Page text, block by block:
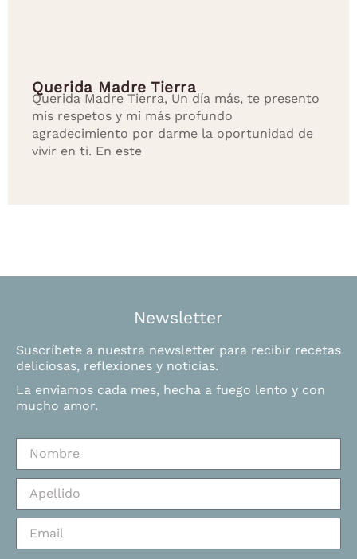
Querida Madre Tierra
Querida Madre Tierra, Un día más, te presento
mis respetos y mi más profundo
agradecimiento por darme la oportunidad de
vivir en ti. En este
Newsletter
Suscríbete a nuestra newsletter para recibir recetas
deliciosas, reflexiones y noticias.
La enviamos cada mes, hecha a fuego lento y con
mucho amor.